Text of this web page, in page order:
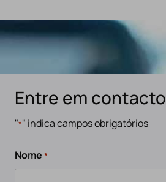
Entre em contacto
"*" indica campos obrigatórios
Nome *